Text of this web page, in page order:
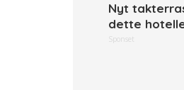
Nyt
dette
Sponset